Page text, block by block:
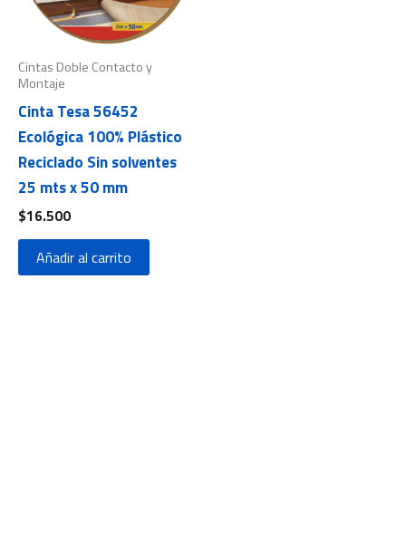
Cintas Doble Contacto y
Montaje
Cinta Tesa 56452
Ecológica 100% Plástico
Reciclado Sin solventes
25 mts x 50 mm
$16.500
Añadir al carrito